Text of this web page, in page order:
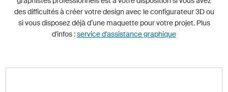
des difficultés à créer votre design avec le configurateur 3D ou
si vous disposez déjà d’une maquette pour votre projet. Plus
d'infos :service d'assistance graphique